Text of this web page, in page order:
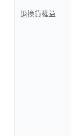
退換貨權益